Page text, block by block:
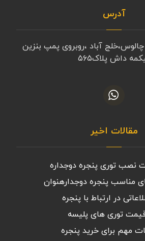
آدرس
آباد ،روبروی پمپ بنزین
داش پلاک۵۶۵
مقالات اخیر
نصب توری پنجره دوجداره
مناسب پنجره دوجدارهنوان
در ارتباط با پنجره
توری های پلیسه
مهم برای خرید پنجره